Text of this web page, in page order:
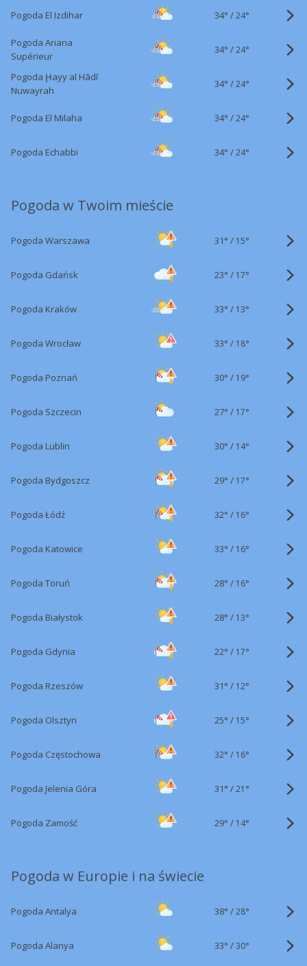
Pogoda El Izdihar 34° /24°
Pogoda Ariana
Supérieur
34° /24°
Pogoda Ḩayy al Hādī
Nuwayrah
34° /24°
Pogoda El Milaha 34° /24°
Pogoda Echabbi 34° /24°
Pogoda w Twoim mieście
Pogoda Warszawa 31° / 15°
Pogoda Gdańsk 23° / 17°
Pogoda Kraków 33° / 13°
Pogoda Wrocław 33° / 18°
Pogoda Poznań 30° / 19°
Pogoda Szczecin 27° / 17°
Pogoda Lublin 30° / 14°
Pogoda Bydgoszcz 29° / 17°
Pogoda Łódź 32° / 16°
Pogoda Katowice 33° / 16°
Pogoda Toruń 28° / 16°
Pogoda Białystok 28° / 13°
Pogoda Gdynia 22° / 17°
Pogoda Rzeszów 31° / 12°
Pogoda Olsztyn 25° / 15°
Pogoda Częstochowa 32° / 16°
Pogoda Jelenia Góra 31° /21°
Pogoda Zamość 29° / 14°
Pogoda w Europie i na świecie
Pogoda Antalya 38° /28°
Pogoda Alanya 33° /30°